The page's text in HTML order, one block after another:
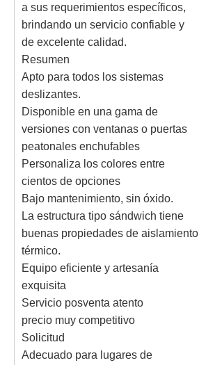
a sus requerimientos específicos,
brindando un servicio confiable y
de excelente calidad.
Resumen
Apto para todos los sistemas
deslizantes.
Disponible en una gama de
versiones con ventanas o puertas
peatonales enchufables
Personaliza los colores entre
cientos de opciones
Bajo mantenimiento, sin óxido.
La estructura tipo sándwich tiene
buenas propiedades de aislamiento
térmico.
Equipo eficiente y artesanía
exquisita
Servicio posventa atento
precio muy competitivo
Solicitud
Adecuado para lugares de